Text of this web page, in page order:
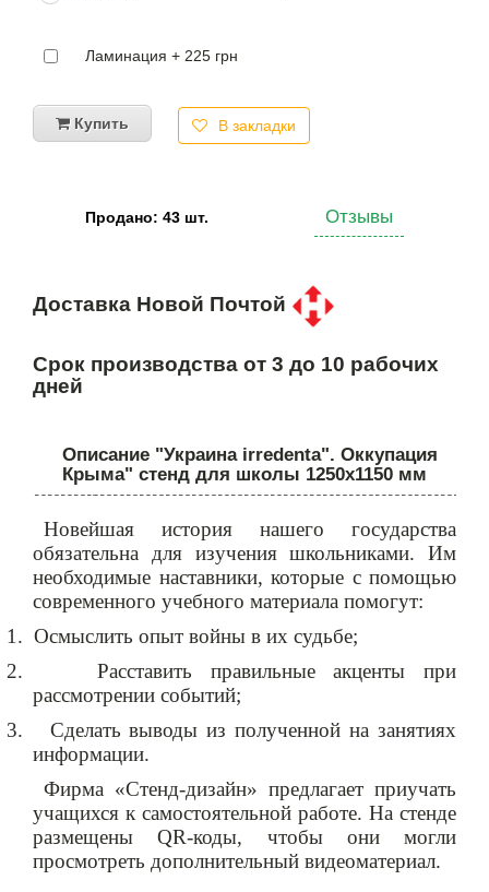
Ламинация + 225 грн
Купить В закладки
Продано: 43 шт. Отзывы
Доставка Новой Почтой
Срок производства от 3 до 10 рабочих
дней
Описание "Украина irredenta". Оккупация
Крыма" стенд для школы 1250х1150 мм
Новейшая история нашего государства
обязательна для изучения школьниками. Им
необходимые наставники, которые с помощью
современного учебного материала помогут:
1. Осмыслить опыт войны в их судьбе;
2.
Расставить правильныеакценты при
рассмотрении событий;
3.
Сделать выводы из полученной на занятиях
информации.
Фирма «Стенд-дизайн» предлагает приучать
учащихся к самостоятельной работе. На стенде
размещены QR-коды, чтобы они могли
просмотреть дополнительный видеоматериал.